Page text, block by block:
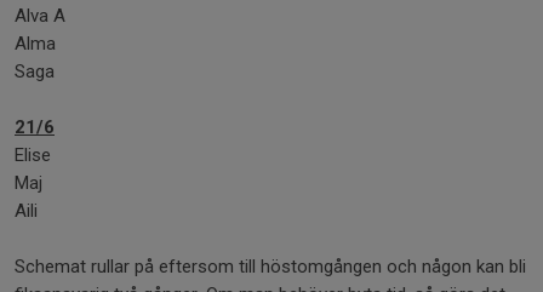
Alva A
Alma
Saga
21/6
Elise
Maj
Aili
Schemat rullar på eftersom till höstomgången och någon kan bli